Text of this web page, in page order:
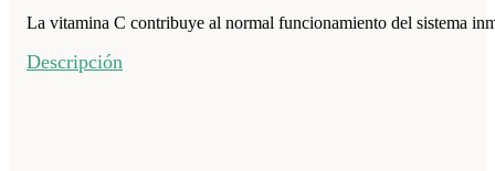
La vitamina C contribuye al normal funcionamiento del sistema
Descripción